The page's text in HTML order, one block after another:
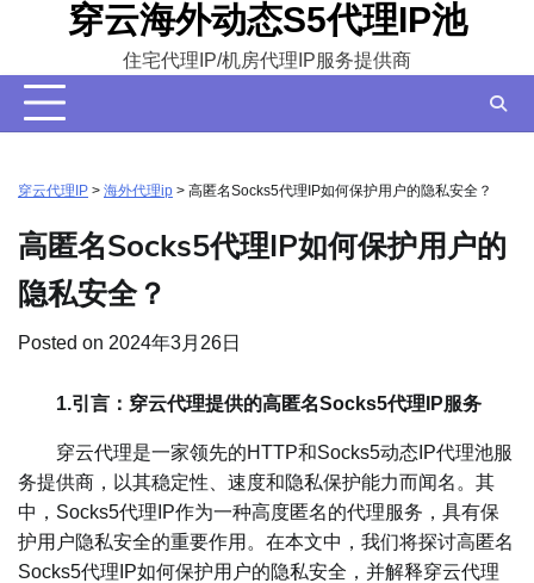
content
穿云海外动态S5代理IP池
住宅代理IP/机房代理IP服务提供商
穿云代理IP > 海外代理ip > 高匿名Socks5代理IP如何保护用户的隐私安全？
高匿名Socks5代理IP如何保护用户的
隐私安全？
Posted on 2024年3月26日
1.引言：穿云代理提供的高匿名Socks5代理IP服务
穿云代理是一家领先的HTTP和Socks5动态IP代理池服
务提供商，以其稳定性、速度和隐私保护能力而闻名。其
中，Socks5代理IP作为一种高度匿名的代理服务，具有保
护用户隐私安全的重要作用。在本文中，我们将探讨高匿名
Socks5代理IP如何保护用户的隐私安全，并解释穿云代理